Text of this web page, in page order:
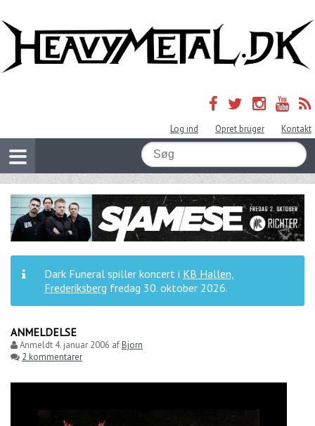
Log ind Opret bruger Kontakt
Dark Funeral spiller koncert i KB Hallen,
Frederiksberg fredag 30. oktober 2026.
ANMELDELSE
Anmeldt 4. januar 2006 afBjorn
2 kommentarer